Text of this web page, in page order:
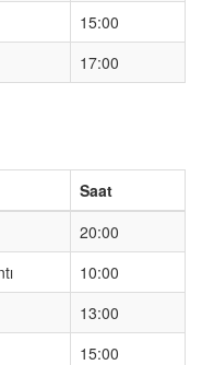
15:00
17:00
Saat
20:00
10:00
13:00
15:00